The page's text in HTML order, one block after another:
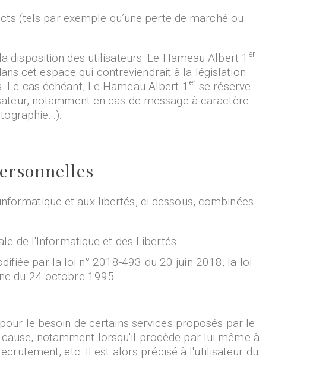
(tels par exemple qu’une perte de marché ou
disposition des utilisateurs. Le Hameau Albert 1 er
cet espace qui contreviendrait à la législation
cas échéant, Le Hameau Albert 1 erse réserve
notamment en cas de message à caractère
et aux libertés, ci-dessous, combinées
de l'Informatique et des Libertés
par la loi n° 2018-493 du 20 juin 2018, la loi
du 24 octobre 1995.
le besoin de certains services proposés par le
notamment lorsqu'il procède par lui-même à
etc. Il est alors précisé à l'utilisateur du